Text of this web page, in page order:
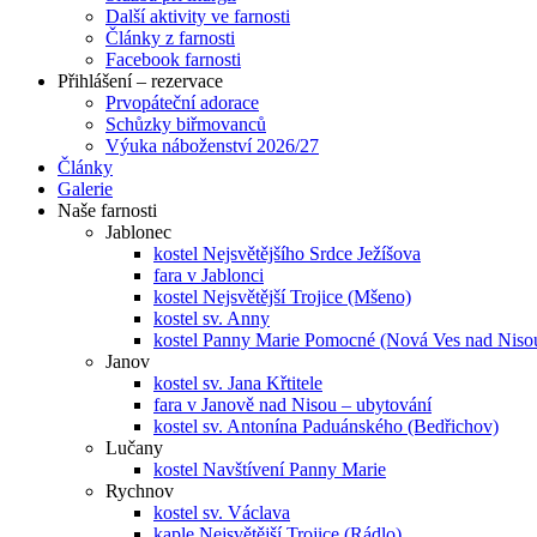
Další aktivity ve farnosti
Články z farnosti
Facebook farnosti
Přihlášení – rezervace
Prvopáteční adorace
Schůzky biřmovanců
Výuka náboženství 2026/27
Články
Galerie
Naše farnosti
Jablonec
kostel Nejsvětějšího Srdce Ježíšova
fara v Jablonci
kostel Nejsvětější Trojice (Mšeno)
kostel sv. Anny
kostel Panny Marie Pomocné (Nová Ves nad
Janov
kostel sv. Jana Křtitele
fara v Janově nad Nisou – ubytování
kostel sv. Antonína Paduánského (Bedřichov)
Lučany
kostel Navštívení Panny Marie
Rychnov
kostel sv. Václava